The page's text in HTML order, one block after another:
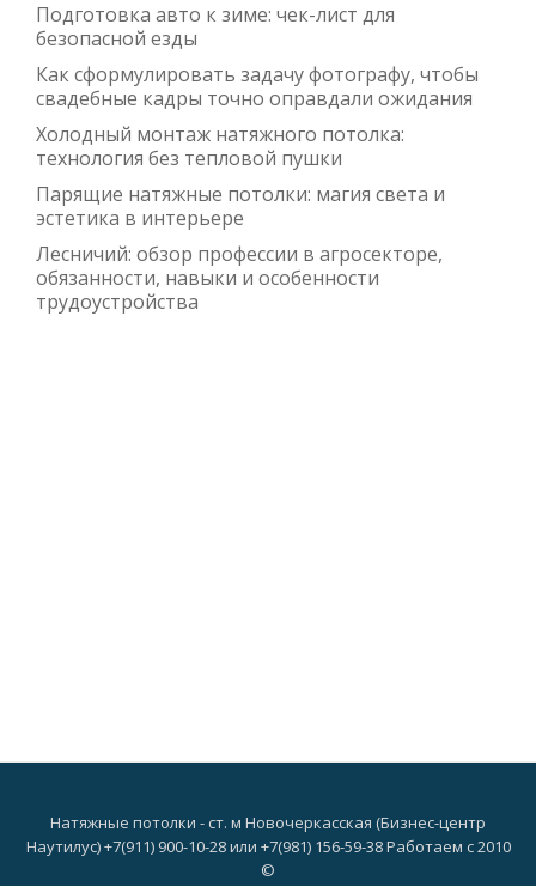
Подготовка авто к зиме: чек-лист для
безопасной езды
Как сформулировать задачу фотографу, чтобы
свадебные кадры точно оправдали ожидания
Холодный монтаж натяжного потолка:
технология без тепловой пушки
Парящие натяжные потолки: магия света и
эстетика в интерьере
Лесничий: обзор профессии в агросекторе,
обязанности, навыки и особенности
трудоустройства
Натяжные потолки - ст. м Новочеркасская (Бизнес-центр
Наутилус) +7(911) 900-10-28 или +7(981) 156-59-38 Работаем с 2010
©